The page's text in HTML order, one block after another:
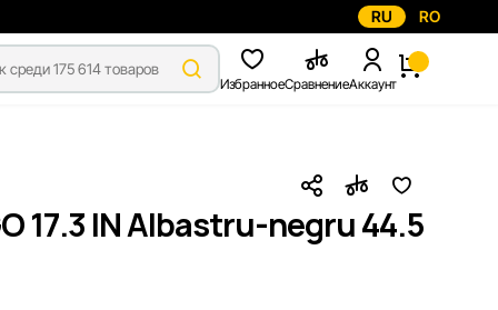
RU RO
ИзбранноеСравнениеАккаунт
17.3 IN Albastru-negru 44.5